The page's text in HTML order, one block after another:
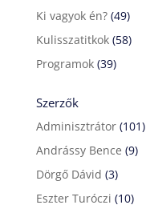
Ki vagyok én?(49)
Kulisszatitkok(58)
Programok(39)
Szerzők
Adminisztrátor(101)
Andrássy Bence (9)
Dörgő Dávid (3)
Eszter Turóczi (10)